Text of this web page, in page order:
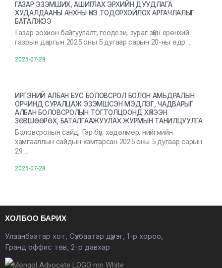
ГАЗАР ЭЗЭМШИХ, АШИГЛАХ ЭРХИЙН ДУУДЛАГА
ХУДАЛДААНЫ АНХНЫ ҮНЭ ТОДОРХОЙЛОХ АРГАЧЛАЛЫГ
БАТАЛЖЭЭ
Газар зохион байгуулалт, геодези, зураг зүйн ерөнхий
газрын даргын 2025 оны 5 дугаар сарын 20-ны өдр …
2025-07-28
ИРГЭНИЙ АЛБАН БУС БОЛОВСРОЛ БОЛОН АМЬДРАЛЫН
ОРЧИНД СУРАЛЦАЖ ЭЗЭМШСЭН МЭДЛЭГ, ЧАДВАРЫГ
АЛБАН БОЛОВСРОЛЫН ТОГТОЛЦООНД ХҮЛЭЭН
ЗӨВШӨӨРӨХ, БАТАЛГААЖУУЛАХ ЖУРМЫН ТАНИЛЦУУЛГА
Боловсролын сайд, Гэр бүл, хөдөлмөр, нийгмийн
хамгааллын сайдын хамтарсан 2025 оны 5 дугаар сарын
29 …
2025-07-28
ХОЛБОО БАРИХ
Улаанбаатар хот, Сүхбаатар дүүрэг, 1-р хороо,
Гранд оффис төв, 2-р давхар